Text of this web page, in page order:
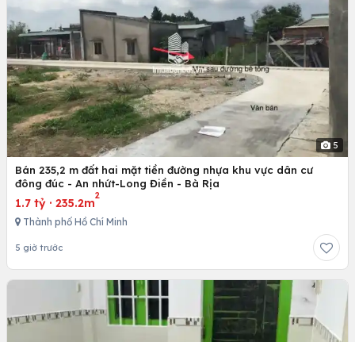
5
Bán 235,2 m đất hai mặt tiền đường nhựa khu vực dân cư
đông đúc - An nhứt-Long Điền - Bà Rịa
1.7 tỷ · 235.2m
2
Thành phố Hồ Chí Minh
5 giờ trước